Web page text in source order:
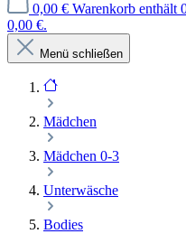
0,00 € Warenkorb enthält
0,00 €.
Menü schließen
Mädchen
Mädchen 0-3
Unterwäsche
Bodies